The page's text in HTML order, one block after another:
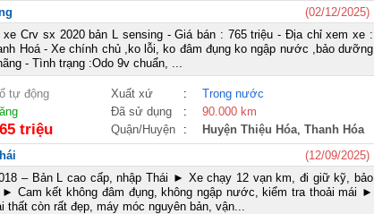
(02/12/2025)
xe Crv sx 2020 bản L sensing - Giá bán : 765 triệu - Địa chỉ xem xe :
Hoá - Xe chính chủ ,ko lỗi, ko đâm đụng ko ngập nước ,bảo dưỡng
- Tình trạng :Odo 9v chuẩn, ...
tự động Xuất xứ :
Trong nước
Đã sử dụng :
90.000 km
triệu Quận/Huyện : Huyện Thiệu Hóa, Thanh Hóa
(12/09/2025)
– Bản L cao cấp, nhập Thái ► Xe chạy 12 vạn km, đi giữ kỹ, bảo
Cam kết không đâm đụng, không ngập nước, kiểm tra thoải mái ►
thất còn rất đẹp, máy móc nguyên bản, vận...